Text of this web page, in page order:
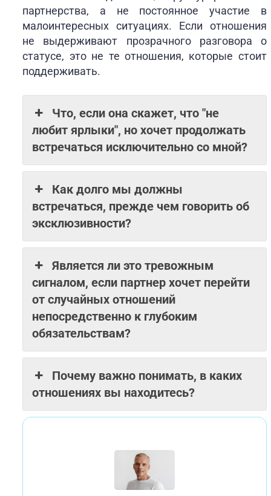
партнерства, а не постоянное участие в
малоинтересных ситуациях. Если отношения
не выдерживают прозрачного разговора о
статусе, это не те отношения, которые стоит
поддерживать.
Что, если она скажет, что "не
любит ярлыки", но хочет продолжать
встречаться исключительно со мной?
Как долго мы должны
встречаться, прежде чем говорить об
эксклюзивности?
Является ли это тревожным
сигналом, если партнер хочет перейти
от случайных отношений
непосредственно к глубоким
обязательствам?
Почему важно понимать, в каких
отношениях вы находитесь?